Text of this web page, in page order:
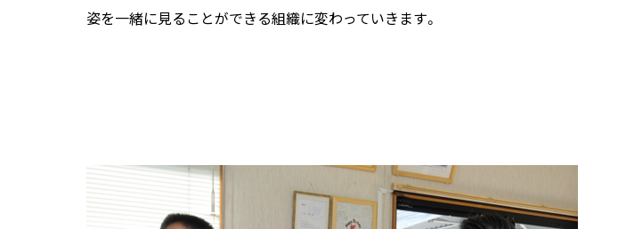
姿を一緒に見ることができる組織に変わっていきます。